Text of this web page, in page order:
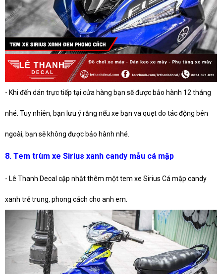
- Khi đến dán trực tiếp tại cửa hàng bạn sẽ được bảo hành 12 tháng
nhé. Tuy nhiên, bạn lưu ý rằng nếu xe bạn va quẹt do tác động bên
ngoài, bạn sẽ không được bảo hành nhé.
8. Tem trùm xe Sirius xanh candy mẫu cá mập
- Lê Thanh Decal cập nhật thêm một tem xe Sirius Cá mập candy
xanh trẻ trung, phong cách cho anh em.